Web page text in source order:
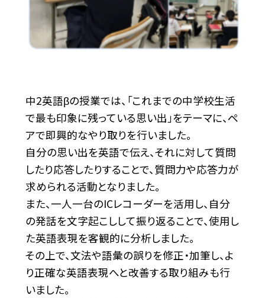
中2英語βの授業では、「これまでの中学校生活
で最も印象に残っている思い出」をテーマに、ペ
アで即興的なやり取りを行いました。
自分の思い出を英語で伝え、それに対して質問
したり応答したりすることで、質問力や応答力が
求められる活動となりました。
また、一人一台のICレコーダーを活用し、自分
の発話を文字起こしして振り返ることで、使用し
た英語表現を客観的に分析しました。
その上で、文法や語彙の誤りを修正・加筆し、よ
り正確な英語表現へと改善する取り組みも行
いました。